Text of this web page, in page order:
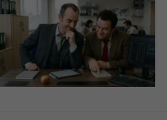
Slováci sú majstri v
daňových únikoch: V
rebríčku sme porazili aj
Mongolsko, takto
vyzerajú naše praktiky